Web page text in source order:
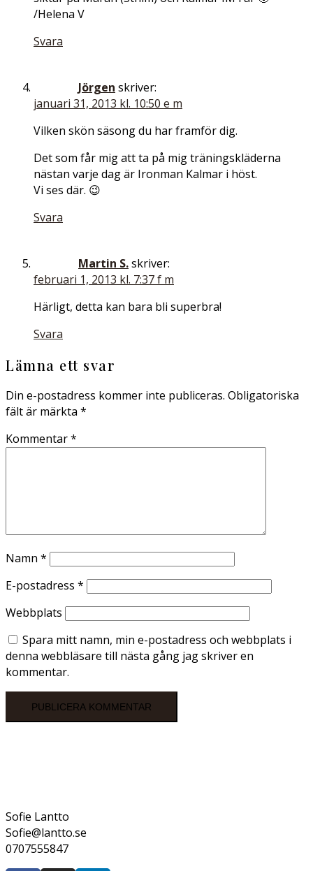
/Helena V
Svara
Jörgen skriver:
januari 31, 2013 kl. 10:50 e m
Vilken skön säsong du har framför dig.
Det som får mig att ta på mig träningskläderna
nästan varje dag är Ironman Kalmar i höst.
Vi ses där. 😉
Svara
Martin S.skriver:
februari 1, 2013 kl. 7:37 f m
Härligt, detta kan bara bli superbra!
Svara
Lämna ett svar
Din e-postadress kommer inte publiceras. Obligatoriska
fält är märkta *
Kommentar*
Namn *
E-postadress *
Webbplats
Spara mitt namn, min e-postadress och webbplats i
denna webbläsare till nästa gång jag skriver en
kommentar.
Sofie Lantto
Sofie@lantto.se
0707555847